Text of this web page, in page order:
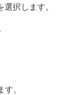
択します。
。